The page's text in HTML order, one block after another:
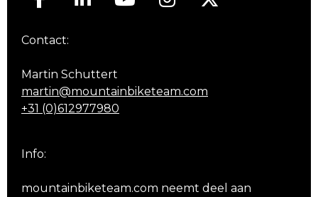
Contact:
Martin Schuttert
martin@mountainbiketeam.com
+31 (0)612977980
Info:
mountainbiketeam.com neemt deel aan